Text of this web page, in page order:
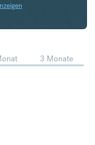
3 Monate